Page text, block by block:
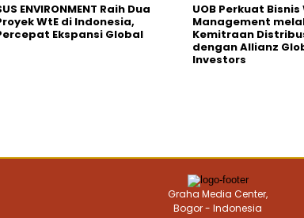
ENVIRONMENT Raih Dua
WtE di Indonesia,
Ekspansi Global
UOB Perkuat
Management
Kemitraan
dengan Allianz
Investors
Graha Media Center,
Bogor - Indonesia